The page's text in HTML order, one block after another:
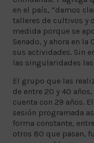
en el país, “damos
talleres de cultivos y
medida porque se
Senado, y ahora en
sus actividades. Sin
las singularidades
El grupo que las
de entre 20 y 40
cuenta con 29 años.
sesión programada
forma constante,
otros 80 que pasan,